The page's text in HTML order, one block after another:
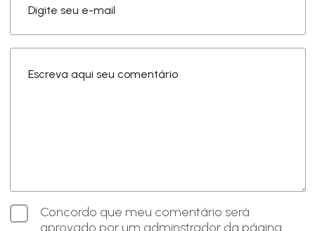
Escreva aqui seu comentário
Digite seu e-mail
Concordo que meu comentário será
aprovado por um adminstrador da página.